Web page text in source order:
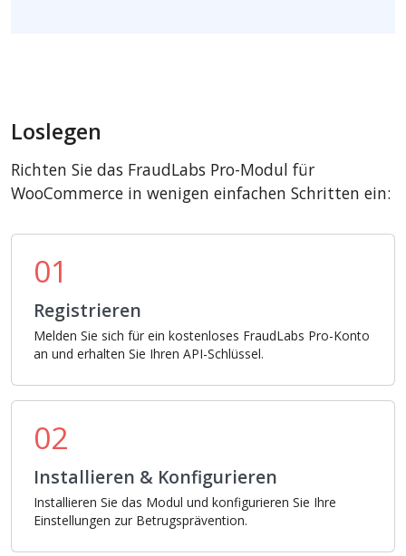
Loslegen
Richten Sie das FraudLabs Pro-Modul für
WooCommerce in wenigen einfachen Schritten ein:
01
Registrieren
Melden Sie sich für ein kostenloses FraudLabs Pro-Konto
an und erhalten Sie Ihren API-Schlüssel.
02
Installieren & Konfigurieren
Installieren Sie das Modul und konfigurieren Sie Ihre
Einstellungen zur Betrugsprävention.